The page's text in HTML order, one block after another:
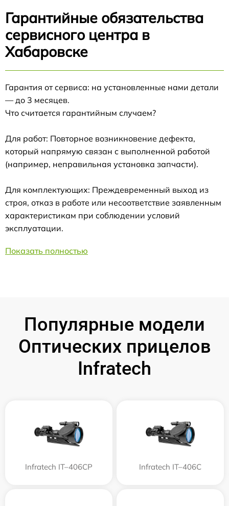
Гарантийные обязательства
сервисного центра в
Хабаровске
Гарантия от сервиса: на установленные нами детали
— до 3 месяцев.
Что считается гарантийным случаем?
Для работ: Повторное возникновение дефекта,
который напрямую связан с выполненной работой
(например, неправильная установка запчасти).
Для комплектующих: Преждевременный выход из
строя, отказ в работе или несоответствие заявленным
характеристикам при соблюдении условий
эксплуатации.
Показать полностью
Популярные модели
Оптических прицелов
Infratech
Infratech IT–406СP Infratech IT–406С